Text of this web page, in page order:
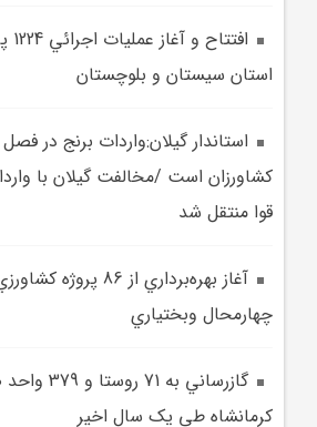
استان سيستان و بلوچستان
استاندار گيلان:واردات برنج در
کشاورزان است /مخالفت گيلان با
قوا منتقل شد
آغاز بهره‌برداري از 86
چهارمحال وبختياري
گازرساني به
کرمانشاه طي يک سال اخير